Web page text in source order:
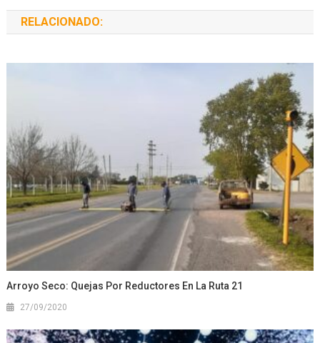
RELACIONADO:
Arroyo Seco: Quejas Por Reductores En La Ruta 21
27/09/2020